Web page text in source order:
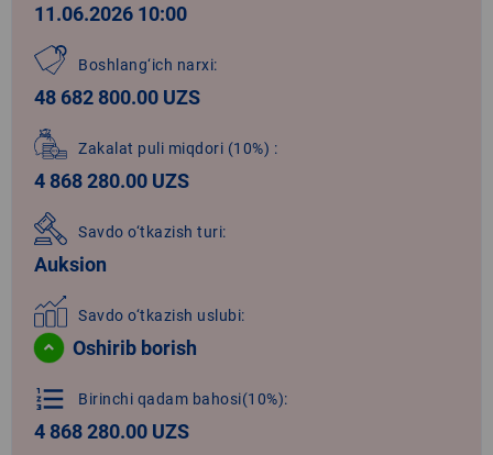
11.06.2026 10:00
Boshlang‘ich narxi:
48 682 800.00 UZS
Zakalat puli miqdori (10%) :
4 868 280.00 UZS
Savdo o‘tkazish turi:
Auksion
Savdo o‘tkazish uslubi:
Oshirib borish
format_list_numbered Birinchi qadam bahosi(10%):
4 868 280.00 UZS